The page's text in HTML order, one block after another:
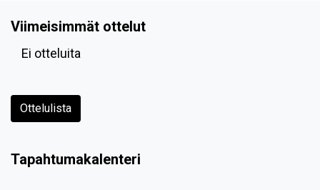
Viimeisimmät ottelut
Ei otteluita
Ottelulista
Tapahtumakalenteri